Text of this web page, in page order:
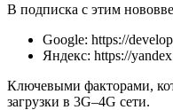
В подписка с этим
Google: https://
Яндекс: https://
Ключевыми факторами,
загрузки в 3G–4G сети.